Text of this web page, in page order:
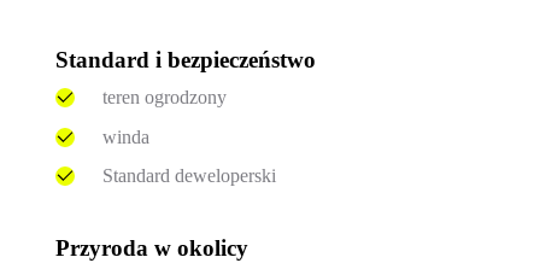
Standard i bezpieczeństwo
teren ogrodzony
winda
Standard deweloperski
Przyroda w okolicy